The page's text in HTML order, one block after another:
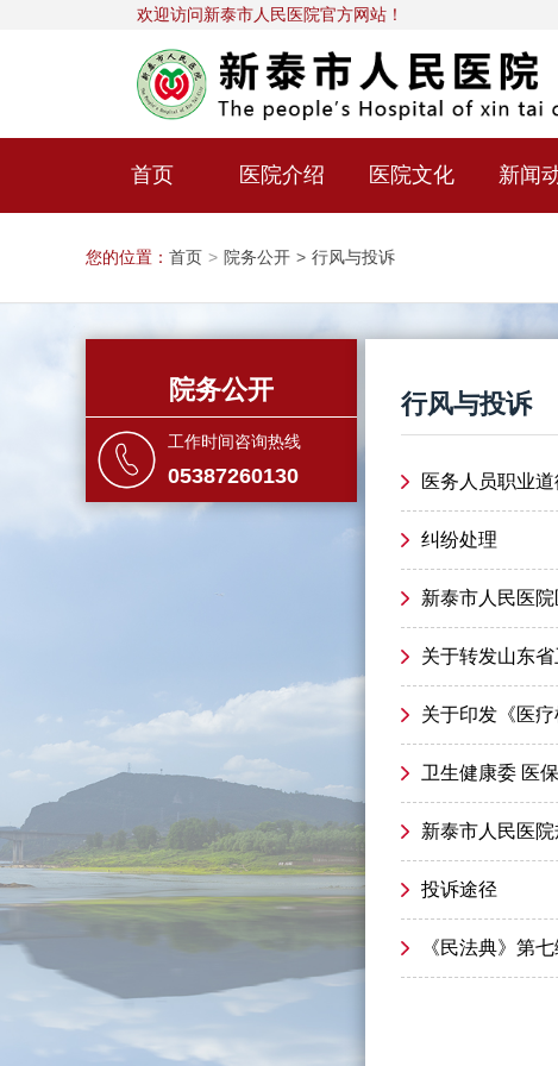
欢迎访问新泰市人民医院官方网站！
首页 医院介绍 医院文化 新闻
您的位置： 首页 > 院务公开 > 行风与投诉
院务公开
工作时间咨询热线
05387260130
行风与投诉
医务人员职业道
纠纷处理
新泰市人民医
关于转发山东
关于印发《医
卫生健康委 医
新泰市人民医
投诉途径
《民法典》第